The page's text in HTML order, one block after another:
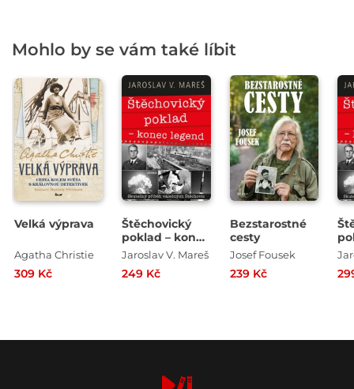
Mohlo by se vám také líbit
Velká výprava
Agatha Christie
309 Kč
Štěchovický
poklad – konec
legend
Jaroslav V. Mareš
249 Kč
Bezstarostné
cesty
Josef Fousek
239 Kč